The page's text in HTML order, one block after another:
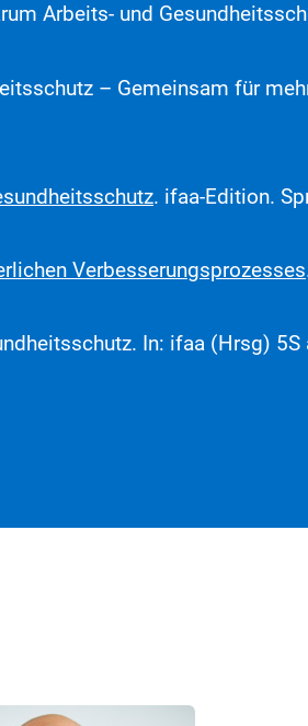
Arbeits- und
– Gemeinsam für
. ifaa-Edition.
Verbesserungsprozesses
In: ifaa (Hrsg)